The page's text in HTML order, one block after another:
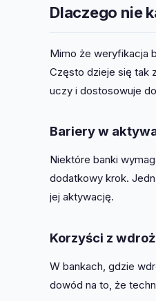
Dlaczego nie
Mimo że weryfikacja
Często dzieje się tak
uczy i dostosowuje
Bariery w
Niektóre banki
dodatkowy krok.
jej aktywację.
Korzyści z
W bankach, gdzie
dowód na to, że